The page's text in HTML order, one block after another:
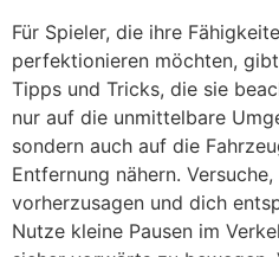
Für Spieler, die ihre
perfektionieren möchten,
Tipps und Tricks, die sie
nur auf die unmittelbare
sondern auch auf die
Entfernung nähern.
vorherzusagen und dich
Nutze kleine Pausen im